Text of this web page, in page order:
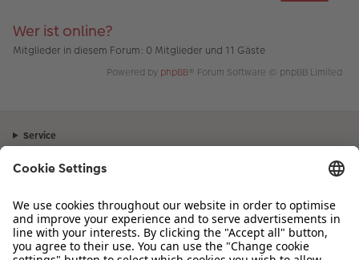
Wer ist online?
Mitglieder in diesem Forum: 0 Mitglieder und 11 Gäste
Powered by phpBB® Forum Software © phpBB Limited
Service
Sortiment